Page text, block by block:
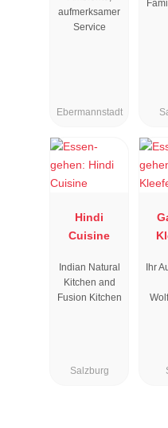
aufmerksamer
Service
Ebermannstadt
Hindi
Cuisine
Indian Natural
Kitchen and
Fusion Kitchen
Salzburg
Ihr